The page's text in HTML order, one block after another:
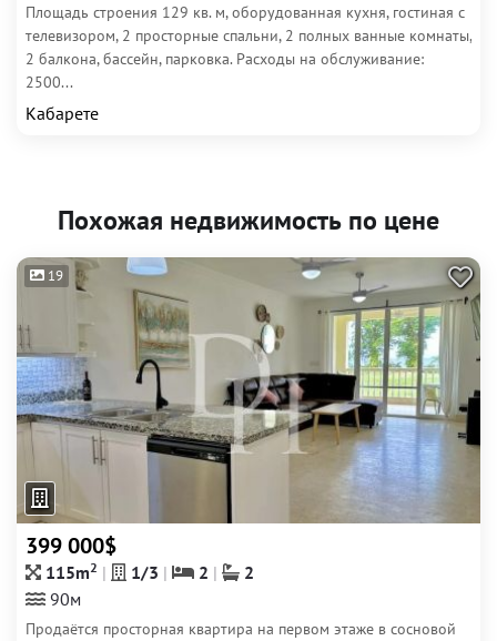
Площадь строения 129 кв. м, оборудованная кухня, гостиная с
телевизором, 2 просторные спальни, 2 полных ванные комнаты,
2 балкона, бассейн, парковка. Расходы на обслуживание:
2500...
Кабарете
Похожая недвижимость по цене
19
399 000$
115m2 1/3 2
2
90м
Продаётся просторная квартира на первом этаже в сосновой